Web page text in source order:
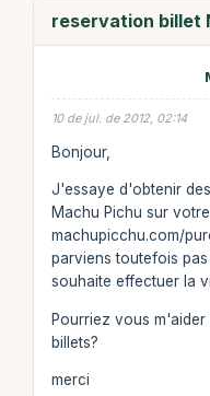
reservation billet
10 de jul. de 2012, 02:14
Bonjour,
J'essaye d'obtenir
Machu Pichu sur
machupicchu.com/
parviens toutefois
souhaite effectuer la
Pourriez vous
billets?
merci